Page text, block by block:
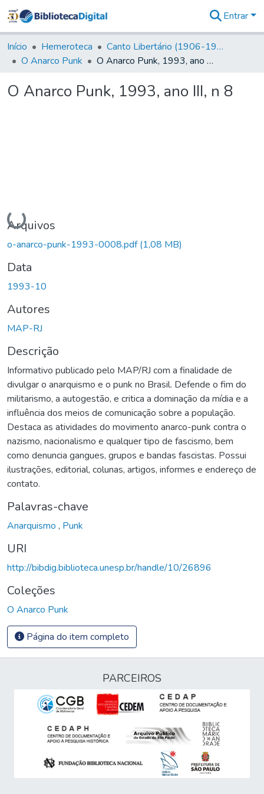
&
Coleções
Tudo na
Digital
Entrar
Início Hemeroteca
Canto Libertário (1906-1995)
O Anarco Punk
O Anarco Punk, 1993, ano III, n 8
O Anarco Punk, 1993, ano III, n 8
Carregando...
Arquivos
o-anarco-punk-1993-0008.pdf(1,08 MB)
Data
1993-10
Autores
MAP-RJ
Descrição
Informativo publicado pelo MAP/RJ com a finalidade de
divulgar o anarquismo e o punk no Brasil. Defende o fim do
militarismo, a autogestão, e critica a dominação da mídia e a
influência dos meios de comunicação sobre a população.
Destaca as atividades do movimento anarco-punk contra o
nazismo, nacionalismo e qualquer tipo de fascismo, bem
como denuncia gangues, grupos e bandas fascistas. Possui
ilustrações, editorial, colunas, artigos, informes e endereço de
contato.
Palavras-chave
Anarquismo , Punk
URI
http://bibdig.biblioteca.unesp.br/handle/10/26896
Coleções
O Anarco Punk
Página do item completo
PARCEIROS